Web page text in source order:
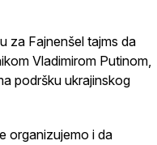
za Fajnenšel tajms da
Vladimirom Putinom,
podršku ukrajinskog
organizujemo i da